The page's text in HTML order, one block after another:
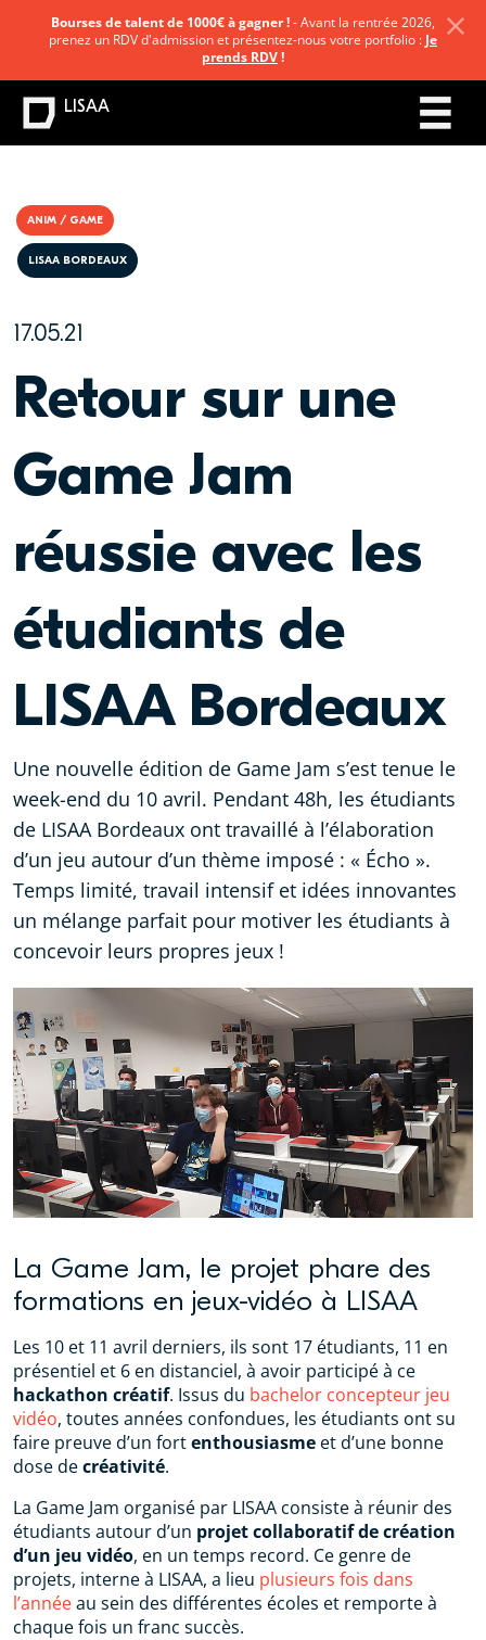
ANIM / GAME
17.05.21
LISAA BORDEAUX
Retour sur une
Game Jam
réussie avec les
étudiants de
LISAA Bordeaux
Une nouvelle édition de Game Jam s’est tenue le
week-end du 10 avril. Pendant 48h, les étudiants
de LISAA Bordeaux ont travaillé à l’élaboration
d’un jeu autour d’un thème imposé : « Écho ».
Temps limité, travail intensif et idées innovantes
un mélange parfait pour motiver les étudiants à
concevoir leurs propres jeux !
La Game Jam, le projet phare des
formations en jeux-vidéo à LISAA
Les 10 et 11 avril derniers, ils sont 17 étudiants, 11 en
présentiel et 6 en distanciel, à avoir participé à ce
hackathon créatif. Issus du bachelor concepteur jeu
vidéo, toutes années confondues, les étudiants ont su
faire preuve d’un fortenthousiasme et d’une bonne
dose decréativité.
La Game Jam organisé par LISAA consiste à réunir des
étudiants autour d’un projet collaboratifdecréation
d’un jeu vidéo, en un temps record. Ce genre de
projets, interne à LISAA, a lieu plusieurs fois dans
l’annéeau sein des différentes écoles et remporte à
chaque fois un franc succès.
Bourses de talent de 1000€ à gagner !- Avant la rentrée 2026,
prenez un RDV d'admission et présentez-nous votre portfolio : Je
prends RDV!
LISAA